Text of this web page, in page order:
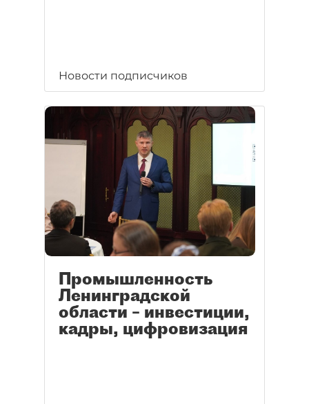
Новости подписчиков
Промышленность
Ленинградской
области – инвестиции,
кадры, цифровизация